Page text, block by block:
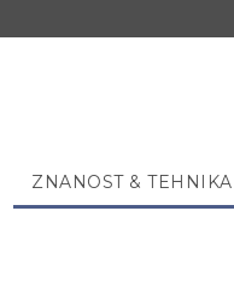
ZNANOST & TEHNIKA